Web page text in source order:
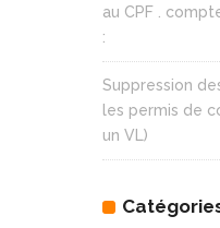
au CPF .
:
Suppression
les permis de
un VL)